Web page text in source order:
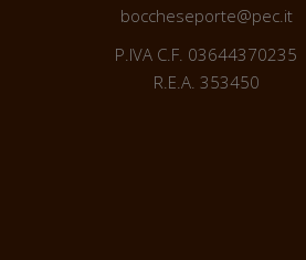
boccheseporte@pec.it
P.IVA C.F. 03644370235
R.E.A. 353450